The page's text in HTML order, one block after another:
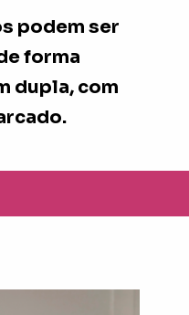
podem ser
forma
dupla, com